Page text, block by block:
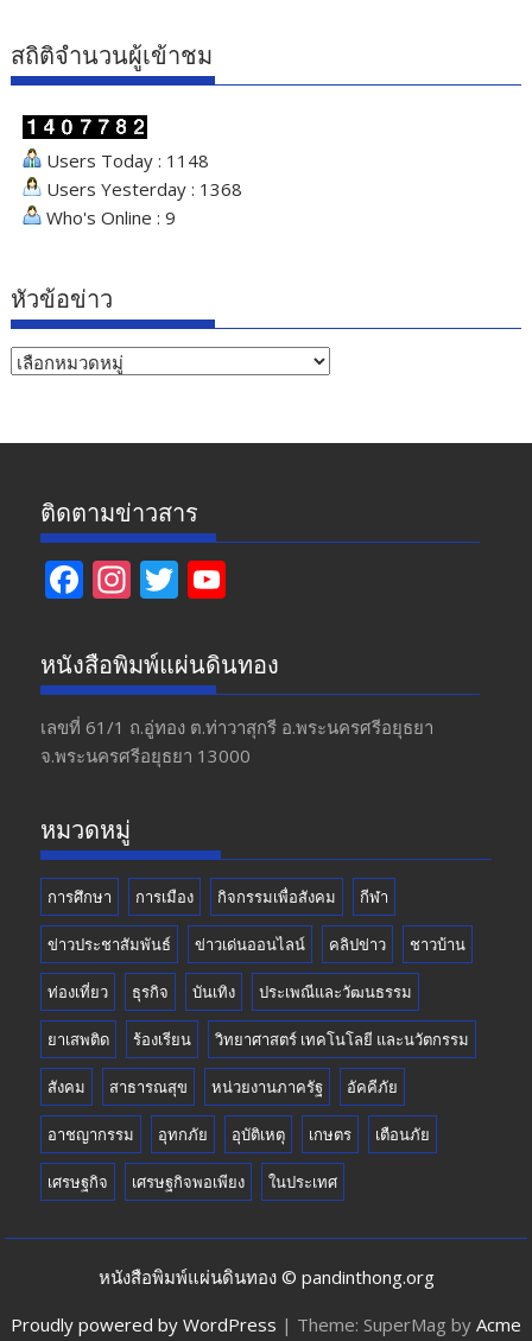
สถิติจำนวนผู้เข้าชม
Users Today : 1148
Users Yesterday : 1368
Who's Online : 9
หัวข้อข่าว
หัวข้อ
ติดตามข่าวสาร
F
e
b
o
o
In
a
gr
a
m
T
itt
er
u
T
u
b
หนังสือพิมพ์แผ่นดินทอง
เลขที่ 61/1 ถ.อู่ทอง​ ต.​ท่าวาสุกรี​ อ.พระนครศรีอยุธยา​
จ.พระนครศรีอยุธยา 13000
หมวดหมู่
การศึกษา การเมือง กิจกรรมเพื่อสังคม กีฬา
ข่าวประชาสัมพันธ์ ข่าวเด่นออนไลน์ คลิปข่าว ชาวบ้าน
ท่องเที่ยว ธุรกิจ บันเทิง ประเพณีและวัฒนธรรม
ยาเสพติด ร้องเรียน วิทยาศาสตร์ เทคโนโลยี และนวัตกรรม
สังคม สาธารณสุข หน่วยงานภาครัฐ อัคคีภัย
อาชญากรรม อุทกภัย อุบัติเหตุ เกษตร เตือนภัย
เศรษฐกิจ เศรษฐกิจพอเพียง ในประเทศ
หนังสือพิมพ์แผ่นดินทอง © pandinthong.org
Proudly powered by WordPress | Theme: SuperMag by Acme